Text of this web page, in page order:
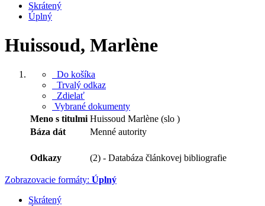
Skrátený
Úplný
Huissoud, Marlène
Do košíka
Trvalý odkaz
Zdielať
Vybrané dokumenty
Meno s titulmi Huissoud Marlène (slo )
Báza dát
Menné autority
Odkazy (2) - Databáza článkovej bibliografie
Zobrazovacie formáty: Úplný
Skrátený